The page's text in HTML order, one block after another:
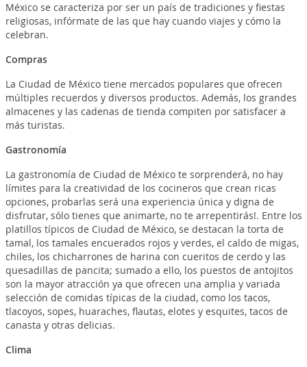
México se caracteriza por ser un país de tradiciones y fiestas
religiosas, infórmate de las que hay cuando viajes y cómo la
celebran.
Compras
La Ciudad de México tiene mercados populares que ofrecen
múltiples recuerdos y diversos productos. Además, los grandes
almacenes y las cadenas de tienda compiten por satisfacer a
más turistas.
Gastronomía
La gastronomía de Ciudad de México te sorprenderá, no hay
límites para la creatividad de los cocineros que crean ricas
opciones, probarlas será una experiencia única y digna de
disfrutar, sólo tienes que animarte, no te arrepentirás!. Entre los
platillos típicos de Ciudad de México, se destacan la torta de
tamal, los tamales encuerados rojos y verdes, el caldo de migas,
chiles, los chicharrones de harina con cueritos de cerdo y las
quesadillas de pancita; sumado a ello, los puestos de antojitos
son la mayor atracción ya que ofrecen una amplia y variada
selección de comidas típicas de la ciudad, como los tacos,
tlacoyos, sopes, huaraches, flautas, elotes y esquites, tacos de
canasta y otras delicias.
Clima